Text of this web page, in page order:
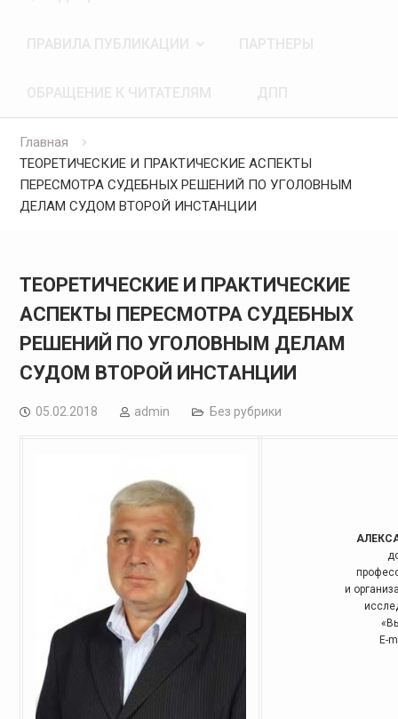
Главная
ТЕОРЕТИЧЕСКИЕ И ПРАКТИЧЕСКИЕ АСПЕКТЫ
ПЕРЕСМОТРА СУДЕБНЫХ РЕШЕНИЙ ПО УГОЛОВНЫМ
ДЕЛАМ СУДОМ ВТОРОЙ ИНСТАНЦИИ
ТЕОРЕТИЧЕСКИЕ И ПРАКТИЧЕСКИЕ
АСПЕКТЫ ПЕРЕСМОТРА СУДЕБНЫХ
РЕШЕНИЙ ПО УГОЛОВНЫМ ДЕЛАМ
СУДОМ ВТОРОЙ ИНСТАНЦИИ
05.02.2018 admin Без рубрики
и
E-